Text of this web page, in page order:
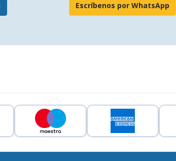
Escríbenos por WhatsApp